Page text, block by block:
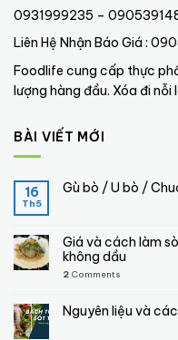
0931999235 –
Liên Hệ Nhận Báo Giá :
Foodlife cung cấp thực
lượng hàng đầu. Xóa đi
BÀI VIẾT MỚI
16
Th5
Gù bò / U bò /
Giá và cách làm
không dầu
2 Comments
Nguyên liệu và